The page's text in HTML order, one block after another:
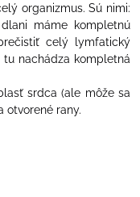
organizmus. Sú nimi:
máme kompletnú
celý lymfatický
nachádza kompletná
srdca (ale môže sa
otvorené rany.